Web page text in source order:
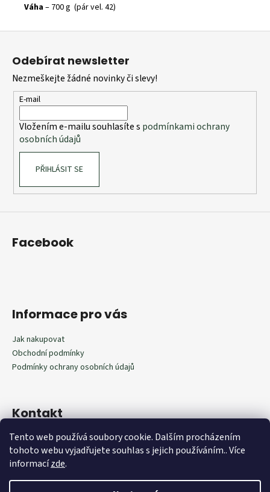
Tento web používá soubory cookie. Dalším procházením
tohoto webu vyjadřujete souhlas s jejich používáním.. Více
informacízde.
Váha– 700 g (pár vel. 42)
Z
Odebírat newsletter
Nezmeškejte žádné novinky či slevy!
E-mail
Vložením e-mailu souhlasíte s podmínkami ochrany
osobních údajů
PŘIHLÁSIT SE
Facebook
Informace pro vás
Jak nakupovat
Obchodní podmínky
Podmínky ochrany osobních údajů
Kontakt
602292598
602292598